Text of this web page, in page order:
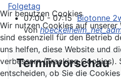
Folgetag
07:00 - 07:15Biotonne
von
Terminvorschau
Wir benutzen Cookies
Wir nutzen Cookies auf unserer
sind essenziell für den Betrieb
uns helfen, diese Website und
verbessern (Tracking Cookies).
entscheiden, ob Sie die